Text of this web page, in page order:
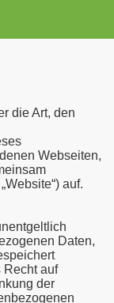
die Art, den
Webseiten,
auf.
Daten,
Recht auf
der